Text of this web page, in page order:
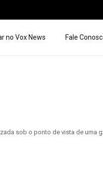
no Vox News Fale
sob o ponto de vista de uma